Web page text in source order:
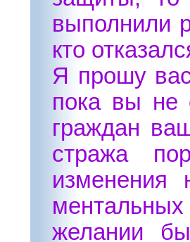
выполнили
кто
Я прошу
пока вы не
граждан
стража
изменения
желании